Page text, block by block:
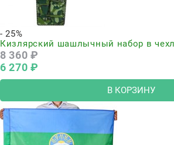
- 25%
Кизлярский шашлычный набор в
8 360 ₽
6 270 ₽
В КОРЗИНУ